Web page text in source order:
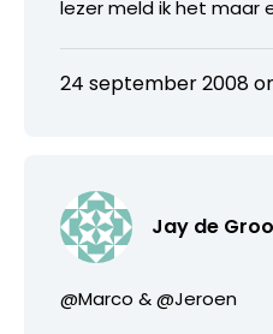
lezer meld ik het maar
24 september 2008
Jay de
@Marco & @Jeroen